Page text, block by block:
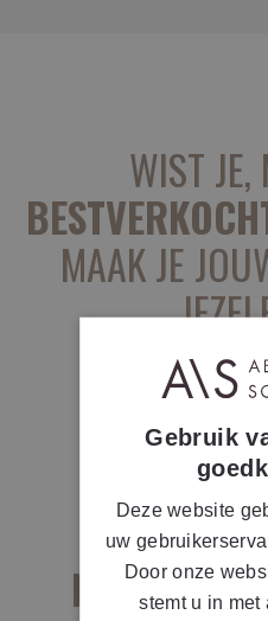
WIST JE,
MAAK JE
NIEUWS&
Gebruik
Deze website
uw
Door onze
stemt u in met